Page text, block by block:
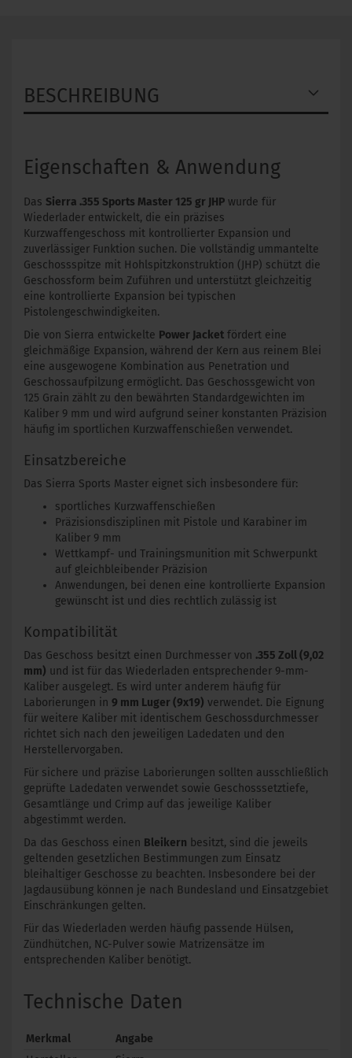
BESCHREIBUNG
Eigenschaften & Anwendung
Das Sierra .355 Sports Master 125 gr JHP wurde für
Wiederlader entwickelt, die ein präzises
Kurzwaffengeschoss mit kontrollierter Expansion und
zuverlässiger Funktion suchen. Die vollständig ummantelte
Geschossspitze mit Hohlspitzkonstruktion (JHP) schützt die
Geschossform beim Zuführen und unterstützt gleichzeitig
eine kontrollierte Expansion bei typischen
Pistolengeschwindigkeiten.
Die von Sierra entwickelte Power Jacket fördert eine
gleichmäßige Expansion, während der Kern aus reinem Blei
eine ausgewogene Kombination aus Penetration und
Geschossaufpilzung ermöglicht. Das Geschossgewicht von
125 Grain zählt zu den bewährten Standardgewichten im
Kaliber 9 mm und wird aufgrund seiner konstanten Präzision
häufig im sportlichen Kurzwaffenschießen verwendet.
Einsatzbereiche
Das Sierra Sports Master eignet sich insbesondere für:
sportliches Kurzwaffenschießen
Präzisionsdisziplinen mit Pistole und Karabiner im
Kaliber 9 mm
Wettkampf- und Trainingsmunition mit Schwerpunkt
auf gleichbleibender Präzision
Anwendungen, bei denen eine kontrollierte Expansion
gewünscht ist und dies rechtlich zulässig ist
Kompatibilität
Das Geschoss besitzt einen Durchmesser von .355 Zoll (9,02
mm) und ist für das Wiederladen entsprechender 9-mm-
Kaliber ausgelegt. Es wird unter anderem häufig für
Laborierungen in 9 mm Luger (9x19) verwendet. Die Eignung
für weitere Kaliber mit identischem Geschossdurchmesser
richtet sich nach den jeweiligen Ladedaten und den
Herstellervorgaben.
Für sichere und präzise Laborierungen sollten ausschließlich
geprüfte Ladedaten verwendet sowie Geschosssetztiefe,
Gesamtlänge und Crimp auf das jeweilige Kaliber
abgestimmt werden.
Da das Geschoss einen Bleikern besitzt, sind die jeweils
geltenden gesetzlichen Bestimmungen zum Einsatz
bleihaltiger Geschosse zu beachten. Insbesondere bei der
Jagdausübung können je nach Bundesland und Einsatzgebiet
Einschränkungen gelten.
Für das Wiederladen werden häufig passende Hülsen,
Zündhütchen, NC-Pulver sowie Matrizensätze im
entsprechenden Kaliber benötigt.
Technische Daten
Merkmal
Angabe